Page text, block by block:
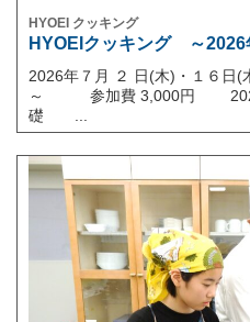
HYOEI クッキング
HYOEIクッキング ～2026
2026年７月 ２ 日(木)・１６
～ 参加費 3,000円 2026
礎 ...